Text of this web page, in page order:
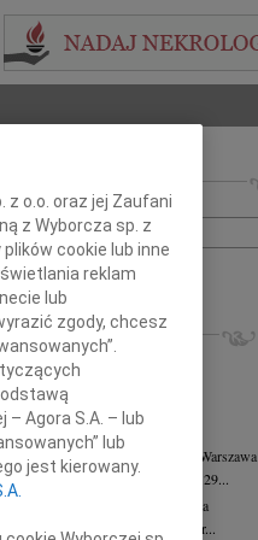
lub numer ogłoszenia:
+ szukanie zaawansowane
Warszawa
Wydziału dr hab. Julii Kubisie,...
Warszawa
i dzielnej Marylce Butruk...
Duniec
Warszawa
żalem przyjęliśmy wiadomość, że 29...
Kościelska
Warszawa
sierpnia 2026 roku zmarła Profesor...
z o.o. oraz jej Zaufani
z Wyborcza sp. z
cookie lub inne
reklam
lub
zgody, chcesz
Agora S.A. – lub
lub
jest kierowany.